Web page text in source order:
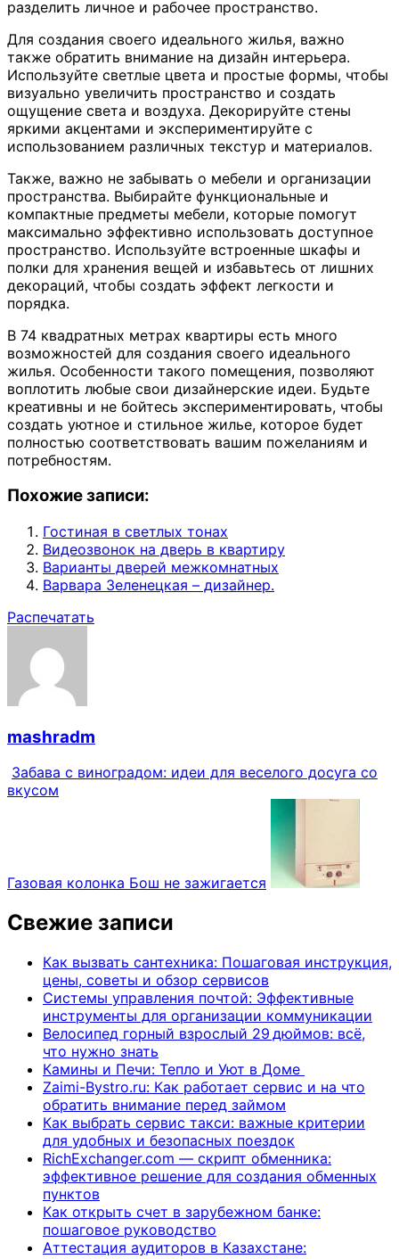
разделить личное и рабочее пространство.
Для создания своего идеального жилья, важно
также обратить внимание на дизайн интерьера.
Используйте светлые цвета и простые формы, чтобы
визуально увеличить пространство и создать
ощущение света и воздуха. Декорируйте стены
яркими акцентами и экспериментируйте с
использованием различных текстур и материалов.
Также, важно не забывать о мебели и организации
пространства. Выбирайте функциональные и
компактные предметы мебели, которые помогут
максимально эффективно использовать доступное
пространство. Используйте встроенные шкафы и
полки для хранения вещей и избавьтесь от лишних
декораций, чтобы создать эффект легкости и
порядка.
В 74 квадратных метрах квартиры есть много
возможностей для создания своего идеального
жилья. Особенности такого помещения, позволяют
воплотить любые свои дизайнерские идеи. Будьте
креативны и не бойтесь экспериментировать, чтобы
создать уютное и стильное жилье, которое будет
полностью соответствовать вашим пожеланиям и
потребностям.
Похожие записи:
Гостиная в светлых тонах
Видеозвонок на дверь в квартиру
Варианты дверей межкомнатных
Варвара Зеленецкая – дизайнер.
Распечатать
mashradm
Забава с виноградом: идеи для веселого досуга со
вкусом
Газовая колонка Бош не зажигается
Свежие записи
Как вызвать сантехника: Пошаговая инструкция,
цены, советы и обзор сервисов
Системы управления почтой: Эффективные
инструменты для организации коммуникации
Велосипед горный взрослый 29 дюймов: всё,
что нужно знать
Камины и Печи: Тепло и Уют в Доме
Zaimi-Bystro.ru: Как работает сервис и на что
обратить внимание перед займом
Как выбрать сервис такси: важные критерии
для удобных и безопасных поездок
RichExchanger.com — скрипт обменника:
эффективное решение для создания обменных
пунктов
Как открыть счет в зарубежном банке:
пошаговое руководство
Аттестация аудиторов в Казахстане: